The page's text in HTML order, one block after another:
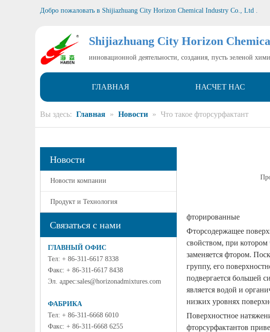
Добро пожаловать в Shijiazhuang City Horizon Chemical Industry Co., Ltd .
Shijiazhuang City Horizon
инновационной деятельности, создания, пусть зеленой
ГЛАВНАЯ НАСЧЕТ НАС
Вы здесь: Главная » Новости » Что такое фторсурфактант
Новости
Новости компании
Продукт и Технология
Связаться с нами
ГЛАВНЫЙ ОФИС
Тел: + 86-311-6617 8338
Факс: + 86-311-6617 8438
Эл. адрес:sales@horizonadmixtures.com
ФАБРИКА
Тел: + 86-311-6668 6010
Факс: + 86-311-6668 6255
фторированные
Фторсодержащее
свойством, при котором
заменяется фтором.
группу, его
подвергается большей
является водой и
низких уровнях
Поверхностное
фторсурфактантов